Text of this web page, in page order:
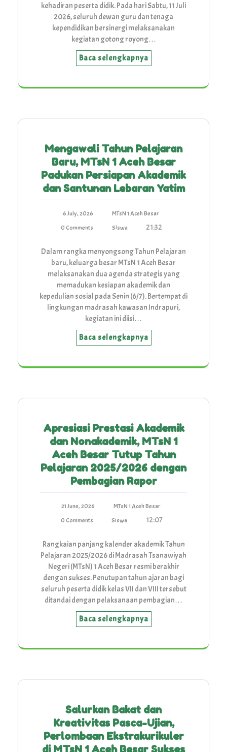
kehadiran peserta didik. Pada hari Sabtu, 11 Juli
2026, seluruh dewan guru dan tenaga
kependidikan bersinergi melaksanakan
kegiatan gotong royong…
Baca selengkapnya
Mengawali Tahun Pelajaran
Baru, MTsN 1 Aceh Besar
Padukan Persiapan Akademik
dan Santunan Lebaran Yatim
6 July, 2026
MTsN 1 Aceh Besar
0 Comments
Siswa 21:32
Dalam rangka menyongsong Tahun Pelajaran
baru, keluarga besar MTsN 1 Aceh Besar
melaksanakan dua agenda strategis yang
memadukan kesiapan akademik dan
kepedulian sosial pada Senin (6/7). Bertempat di
lingkungan madrasah kawasan Indrapuri,
kegiatan ini diisi…
Baca selengkapnya
Apresiasi Prestasi Akademik
dan Nonakademik, MTsN 1
Aceh Besar Tutup Tahun
Pelajaran 2025/2026 dengan
Pembagian Rapor
21 June, 2026
MTsN 1 Aceh Besar
0 Comments
Siswa 12:07
Rangkaian panjang kalender akademik Tahun
Pelajaran 2025/2026 di Madrasah Tsanawiyah
Negeri (MTsN) 1 Aceh Besar resmi berakhir
dengan sukses. Penutupan tahun ajaran bagi
seluruh peserta didik kelas VII dan VIII tersebut
ditandai dengan pelaksanaan pembagian…
Baca selengkapnya
Salurkan Bakat dan
Kreativitas Pasca-Ujian,
Perlombaan Ekstrakurikuler
di MTsN 1 Aceh Besar Sukses